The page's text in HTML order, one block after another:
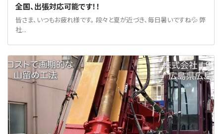
全国、出張対応可能です！！
皆さま、いつもお疲れ様です。 段々と夏が近づき、毎日暑いですね💦 弊
社...